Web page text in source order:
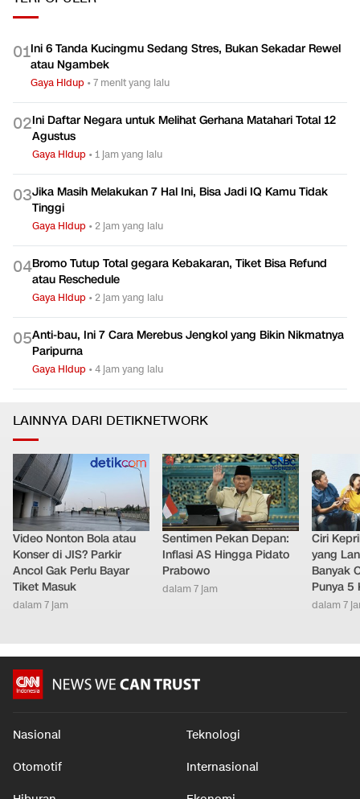
01Ini 6 Tanda Kucingmu Sedang Stres, Bukan Sekadar Rewel
atau Ngambek
Gaya Hidup •7 menit yang lalu
02Ini Daftar Negara untuk Melihat Gerhana Matahari Total 12
Agustus
Gaya Hidup •1 jam yang lalu
03Jika Masih Melakukan 7 Hal Ini, Bisa Jadi IQ Kamu Tidak
Tinggi
Gaya Hidup •2 jam yang lalu
04Bromo Tutup Total gegara Kebakaran, Tiket Bisa Refund
atau Reschedule
Gaya Hidup •2 jam yang lalu
05Anti-bau, Ini 7 Cara Merebus Jengkol yang Bikin Nikmatnya
Paripurna
Gaya Hidup •4 jam yang lalu
LAINNYA DARI DETIKNETWORK
Video Nonton Bola atau
Konser di JIS? Parkir
Ancol Gak Perlu Bayar
Tiket Masuk
dalam 7 jam
Sentimen Pekan Depan:
Inflasi AS Hingga Pidato
Prabowo
dalam 7 jam
Ciri
yang
Banyak
Punya 5
dalam 7
Nasional Teknologi
Otomotif Internasional